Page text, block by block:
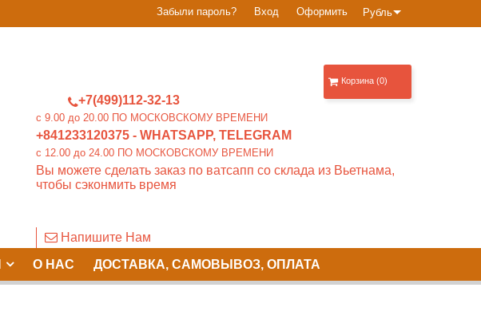
Рубль
Забыли пароль? Вход Оформить
+7(499)112-32-13
c 9.00 до 20.00 ПО МОСКОВСКОМУ ВРЕМЕНИ
+841233120375 - WHATSAPP, TELEGRAM
c 12.00 до 24.00 ПО МОСКОВСКОМУ ВРЕМЕНИ
Вы можете сделать заказ по ватсапп со склада из Вьетнама,
чтобы сэконмить время
Напишите Нам
Корзина (0)
О НАС ДОСТАВКА, САМОВЫВОЗ, ОПЛАТА